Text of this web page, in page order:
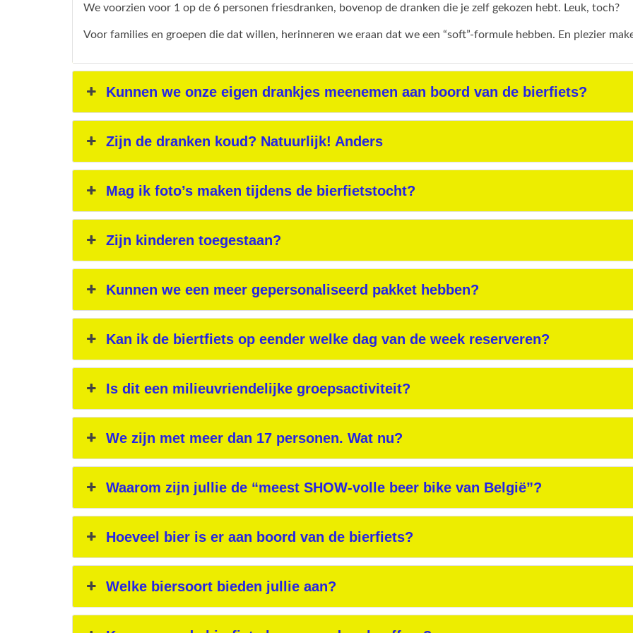
We voorzien voor 1 op de 6 personen friesdranken, bovenop de dranken die je zelf gekozen hebt. Leuk, toch?
Voor families en groepen die dat willen, herinneren we eraan dat we een “soft”-formule hebben. En plezier
Kunnen we onze eigen drankjes meenemen aan boord van de bierfiets?
Zijn de dranken koud? Natuurlijk! Anders
Mag ik foto’s maken tijdens de bierfietstocht?
Zijn kinderen toegestaan?
Kunnen we een meer gepersonaliseerd pakket hebben?
Kan ik de biertfiets op eender welke dag van de week reserveren?
Is dit een milieuvriendelijke groepsactiviteit?
We zijn met meer dan 17 personen. Wat nu?
Waarom zijn jullie de “meest SHOW-volle beer bike van België”?
Hoeveel bier is er aan boord van de bierfiets?
Welke biersoort bieden jullie aan?